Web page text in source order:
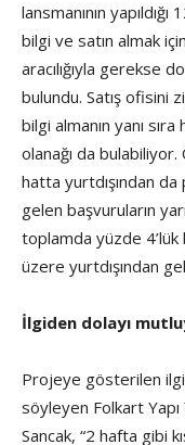
lansmanının
bilgi ve satın almak
aracılığıyla gerekse
bulundu. Satış ofisini
bilgi almanın yanı
olanağı da
hatta yurtdışından
gelen başvuruların
toplamda yüzde
üzere yurtdışından
İlgiden dolayı
Projeye gösterilen
söyleyen Folkart
Sancak, “2 hafta gibi